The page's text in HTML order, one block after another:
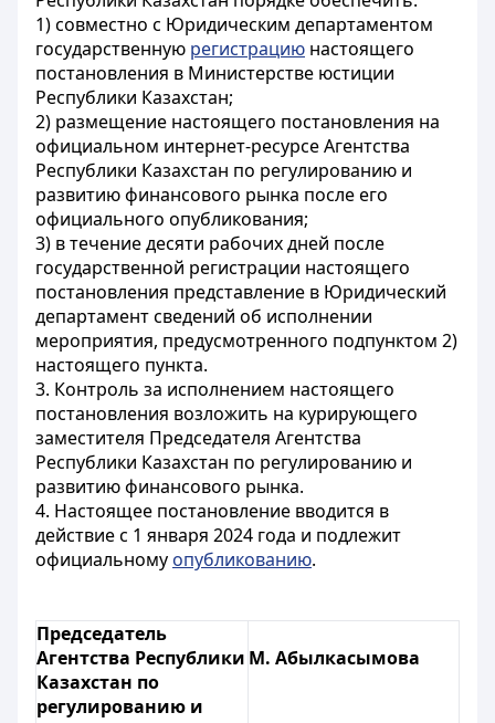
1) совместно с Юридическим департаментом
государственную регистрацию настоящего
постановления в Министерстве юстиции
Республики Казахстан;
2) размещение настоящего постановления на
официальном интернет-ресурсе Агентства
Республики Казахстан по регулированию и
развитию финансового рынка после его
официального опубликования;
3) в течение десяти рабочих дней после
государственной регистрации настоящего
постановления представление в Юридический
департамент сведений об исполнении
мероприятия, предусмотренного подпунктом 2)
настоящего пункта.
3. Контроль за исполнением настоящего
постановления возложить на курирующего
заместителя Председателя Агентства
Республики Казахстан по регулированию и
развитию финансового рынка.
4. Настоящее постановление вводится в
действие с 1 января 2024 года и подлежит
официальному опубликованию.
Председатель
Агентства Республики
Казахстан по
регулированию и
М. Абылкасымова